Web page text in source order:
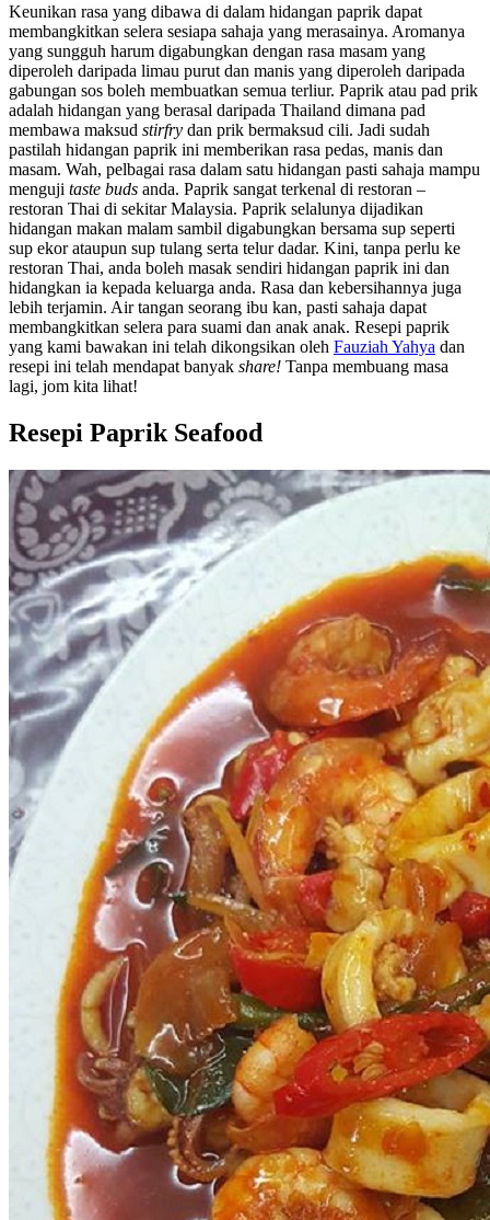
Keunikan rasa yang dibawa di dalam hidangan paprik dapat
membangkitkan selera sesiapa sahaja yang merasainya. Aromanya
yang sungguh harum digabungkan dengan rasa masam yang
diperoleh daripada limau purut dan manis yang diperoleh daripada
gabungan sos boleh membuatkan semua terliur. Paprik atau pad prik
adalah hidangan yang berasal daripada Thailand dimana pad
membawa maksud stirfry dan prik bermaksud cili. Jadi sudah
pastilah hidangan paprik ini memberikan rasa pedas, manis dan
masam. Wah, pelbagai rasa dalam satu hidangan pasti sahaja mampu
menguji taste buds anda. Paprik sangat terkenal di restoran –
restoran Thai di sekitar Malaysia. Paprik selalunya dijadikan
hidangan makan malam sambil digabungkan bersama sup seperti
sup ekor ataupun sup tulang serta telur dadar. Kini, tanpa perlu ke
restoran Thai, anda boleh masak sendiri hidangan paprik ini dan
hidangkan ia kepada keluarga anda. Rasa dan kebersihannya juga
lebih terjamin. Air tangan seorang ibu kan, pasti sahaja dapat
membangkitkan selera para suami dan anak anak. Resepi paprik
yang kami bawakan ini telah dikongsikan oleh Fauziah Yahya dan
resepi ini telah mendapat banyak share! Tanpa membuang masa
lagi, jom kita lihat!
Resepi Paprik Seafood